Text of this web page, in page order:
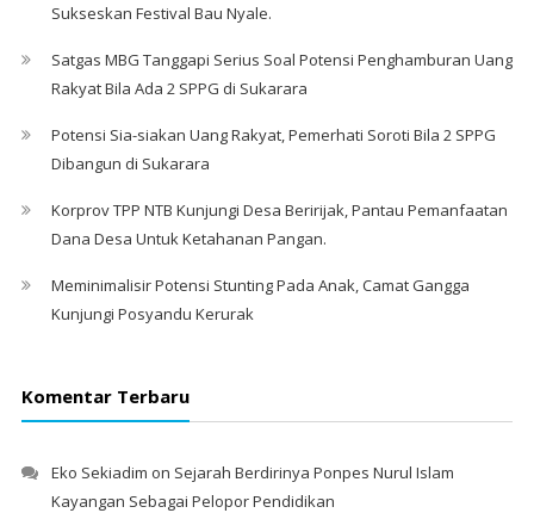
Sukseskan Festival Bau Nyale. ‎
Satgas MBG Tanggapi Serius Soal Potensi Penghamburan Uang
Rakyat Bila Ada 2 SPPG di Sukarara
Potensi Sia-siakan Uang Rakyat, Pemerhati Soroti Bila 2 SPPG
Dibangun di Sukarara
Korprov TPP NTB Kunjungi Desa Beririjak, Pantau Pemanfaatan
Dana Desa Untuk Ketahanan Pangan.
Meminimalisir Potensi Stunting Pada Anak, Camat Gangga
Kunjungi Posyandu Kerurak
Komentar Terbaru
Eko Sekiadim on Sejarah Berdirinya Ponpes Nurul Islam
Kayangan Sebagai Pelopor Pendidikan